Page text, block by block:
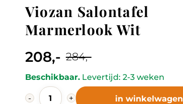
Viozan Salontafel
Marmerlook Wit
208,-
Current
price
is:
284,-
Original
price
was:
Beschikbaar.Levertijd: 2-3 weken
-
Viozan
Salontafel
+ in winkelwagen